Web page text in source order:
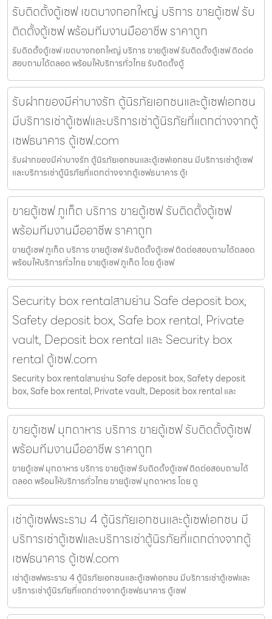
รับติดตั้งตู้เซฟ เขตบางกอกใหญ่ บริการ ขายตู้เซฟ รับ
ติดตั้งตู้เซฟ พร้อมทีมงานมืออาชีพ ราคาถูก
รับติดตั้งตู้เซฟ เขตบางกอกใหญ่ บริการ ขายตู้เซฟ รับติดตั้งตู้เซฟ ติดต่อ
สอบถามได้ตลอด พร้อมให้บริการทั่วไทย รับติดตั้งตู้
รับฝากของมีค่าบางรัก ตู้นิรภัยเอกชนและตู้เซฟเอกชน
มีบริการเช่าตู้เซฟและบริการเช่าตู้นิรภัยที่แตกต่างจากตู้
เซฟธนาคาร ตู้เซฟ.com
รับฝากของมีค่าบางรัก ตู้นิรภัยเอกชนและตู้เซฟเอกชน มีบริการเช่าตู้เซฟ
และบริการเช่าตู้นิรภัยที่แตกต่างจากตู้เซฟธนาคาร ตู้เ
ขายตู้เซฟ ภูเก็ต บริการ ขายตู้เซฟ รับติดตั้งตู้เซฟ
พร้อมทีมงานมืออาชีพ ราคาถูก
ขายตู้เซฟ ภูเก็ต บริการ ขายตู้เซฟ รับติดตั้งตู้เซฟ ติดต่อสอบถามได้ตลอด
พร้อมให้บริการทั่วไทย ขายตู้เซฟ ภูเก็ต โดย ตู้เซฟ
Security box rentalสามย่าน Safe deposit box,
Safety deposit box, Safe box rental, Private
vault, Deposit box rental และ Security box
rental ตู้เซฟ.com
Security box rentalสามย่าน Safe deposit box, Safety deposit
box, Safe box rental, Private vault, Deposit box rental และ
ขายตู้เซฟ มุกดาหาร บริการ ขายตู้เซฟ รับติดตั้งตู้เซฟ
พร้อมทีมงานมืออาชีพ ราคาถูก
ขายตู้เซฟ มุกดาหาร บริการ ขายตู้เซฟ รับติดตั้งตู้เซฟ ติดต่อสอบถามได้
ตลอด พร้อมให้บริการทั่วไทย ขายตู้เซฟ มุกดาหาร โดย ตู
เช่าตู้เซฟพระราม 4 ตู้นิรภัยเอกชนและตู้เซฟเอกชน มี
บริการเช่าตู้เซฟและบริการเช่าตู้นิรภัยที่แตกต่างจากตู้
เซฟธนาคาร ตู้เซฟ.com
เช่าตู้เซฟพระราม 4 ตู้นิรภัยเอกชนและตู้เซฟเอกชน มีบริการเช่าตู้เซฟและ
บริการเช่าตู้นิรภัยที่แตกต่างจากตู้เซฟธนาคาร ตู้เซฟ